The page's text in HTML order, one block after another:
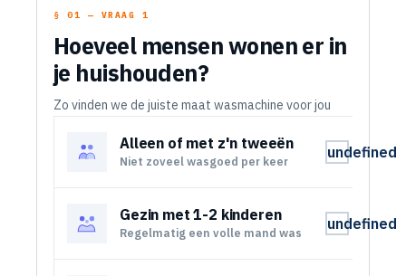
§ 01 — VRAAG 1
Hoeveel mensen wonen er in
je huishouden?
Zo vinden we de juiste maat wasmachine voor jou
undefined
Alleen of met z'n tweeën
Niet zoveel wasgoed per keer
undefined
Gezin met 1-2 kinderen
Regelmatig een volle mand was